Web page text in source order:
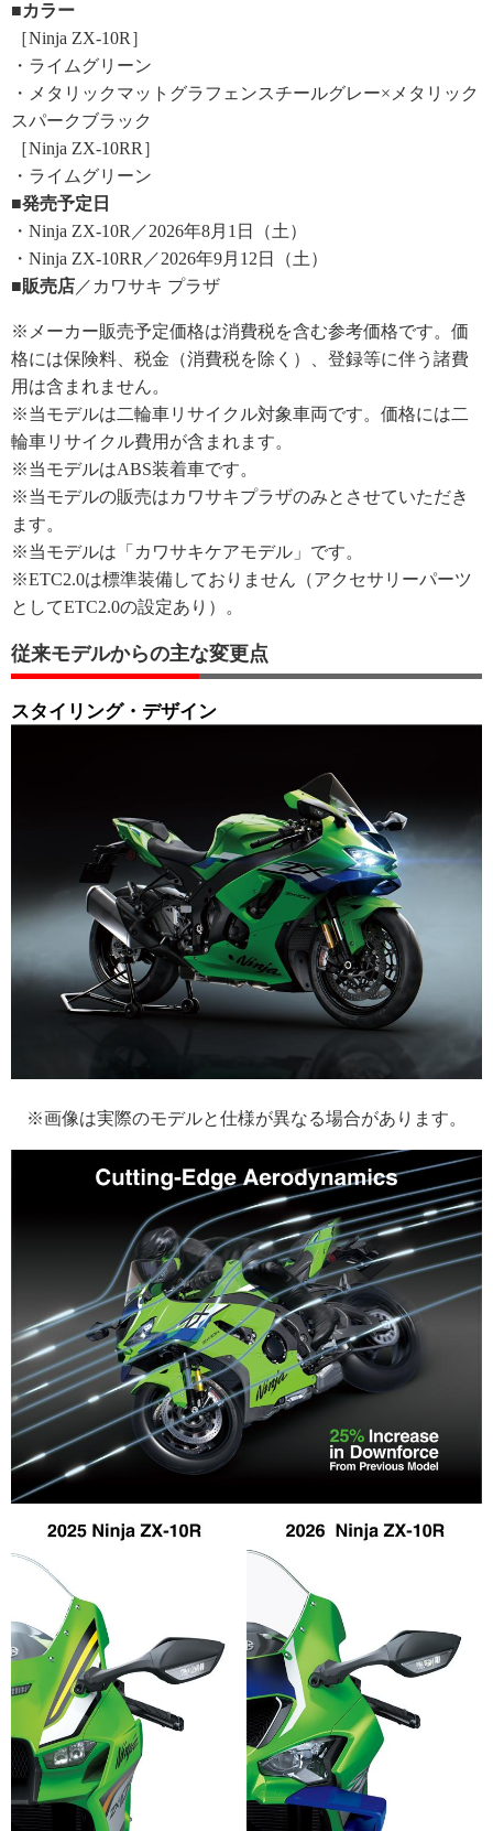
■カラー
［Ninja ZX-10R］
・ライムグリーン
・メタリックマットグラフェンスチールグレー×メタリック
スパークブラック
［Ninja ZX-10RR］
・ライムグリーン
■発売予定日
・Ninja ZX-10R／2026年8月1日（土）
・Ninja ZX-10RR／2026年9月12日（土）
■販売店／カワサキ プラザ
※メーカー販売予定価格は消費税を含む参考価格です。価
格には保険料、税金（消費税を除く）、登録等に伴う諸費
用は含まれません。
※当モデルは二輪車リサイクル対象車両です。価格には二
輪車リサイクル費用が含まれます。
※当モデルはABS装着車です。
※当モデルの販売はカワサキプラザのみとさせていただき
ます。
※当モデルは「カワサキケアモデル」です。
※ETC2.0は標準装備しておりません（アクセサリーパーツ
としてETC2.0の設定あり）。
従来モデルからの主な変更点
スタイリング・デザイン
※画像は実際のモデルと仕様が異なる場合があります。